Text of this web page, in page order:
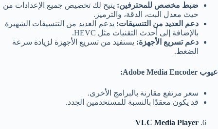
ضبط مخصص للمحترفين: يتيح لك تخصيص جميع الإعدادات من
حيث معدل البت، الدقة، والترميز.
دعم العديد من التنسيقات: يدعم العديد من التنسيقات الشهيرة
بالإضافة إلى أحدث التقنيات مثل HEVC.
دعم تسريع الأجهزة: يستفيد من تسريع الأجهزة لزيادة سرعة
الضغط.
عيوب
سعر مرتفع مقارنة بالبرامج الأخرى.
قد يكون معقدًا بالنسبة للمستخدمين الجدد.
VLC Media Player